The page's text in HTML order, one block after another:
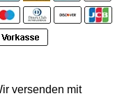
versenden mit